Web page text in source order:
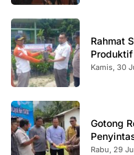
Rahmat
Kamis, 30
Gotong
Rabu, 29